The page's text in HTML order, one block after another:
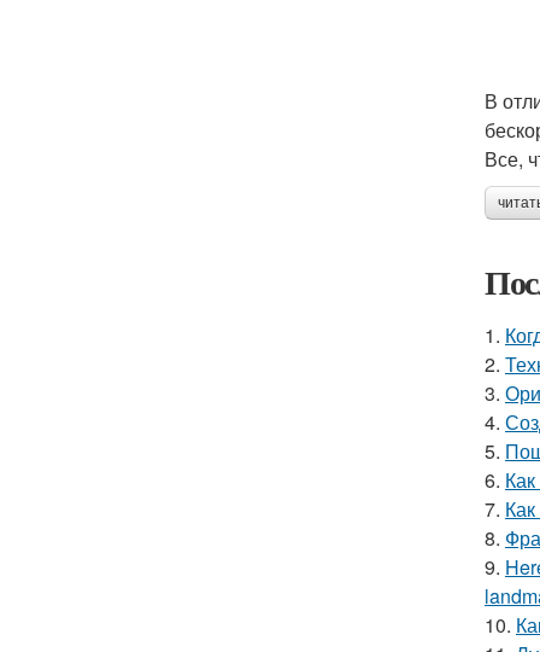
В
Все,
1.
2.
3.
4.
5.
6.
7.
8.
9.
10.